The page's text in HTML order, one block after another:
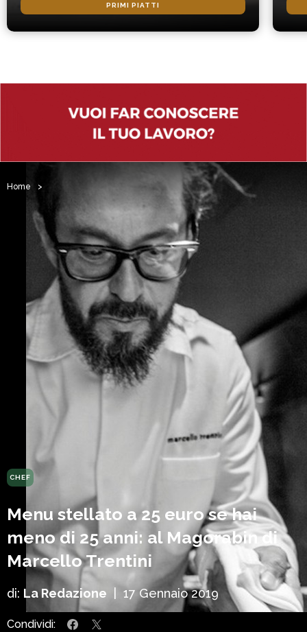
PRIMI PIATTI
Home >
CHEF
Menu stellato a 25 euro se hai
meno di 25 anni: al Magorabin di
Marcello Trentini
di: La Redazione 17 Gennaio 2019
Condividi: